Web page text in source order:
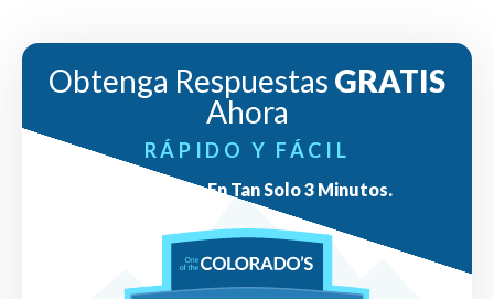
Obtenga Respuestas GRATIS
Ahora
RÁPIDO Y FÁCIL
Respuestas En Tan Solo 3 Minutos.